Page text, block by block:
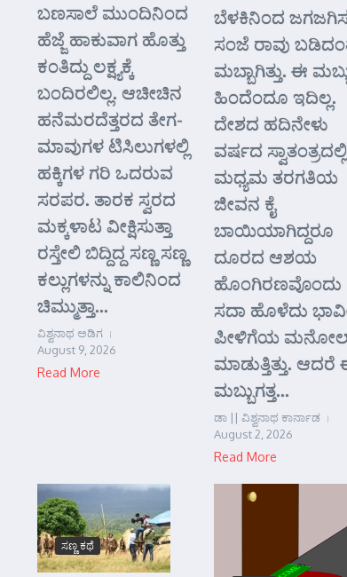
ಬಣಸಾಲೆ ಮುಂದಿನಿಂದ
ಹೆಜ್ಜೆ ಹಾಕುವಾಗ ಹೊತ್ತು
ಕಂತಿದ್ದು ಲಕ್ಷ್ಯಕ್ಕೆ
ಬಂದಿರಲಿಲ್ಲ. ಆಚೀಚಿನ
ಹನೆಮರದೆತ್ತರದ ತೇಗ-
ಮಾವುಗಳ ಟಿಸಿಲುಗಳಲ್ಲಿ
ಹಕ್ಕಿಗಳ ಗರಿ ಒದರುವ
ಸರಪರ. ತಾರಕ ಸ್ವರದ
ಮಕ್ಕಳಾಟ ವೀಕ್ಷಿಸುತ್ತಾ
ರಸ್ತೇಲಿ ಬಿದ್ದಿದ್ದ ಸಣ್ಣ ಸಣ್ಣ
ಕಲ್ಲುಗಳನ್ನು ಕಾಲಿನಿಂದ
ಚಿಮ್ಮುತ್ತಾ...
ವಿಶ್ವನಾಥ ಅಡಿಗ
August 9, 2026
Read More
ಬೆಳಕಿನಿಂದ
ಸಂಜೆ ರಾವು
ಮಬ್ಬಾಗಿತ್ತು. ಈ
ಹಿಂದೆಂದೂ ಇದಿಲ್ಲ.
ದೇಶದ ಹದಿನೇಳು
ವರ್ಷದ
ಮಧ್ಯಮ ತರಗತಿಯ
ಜೀವನ ಕೈ
ಬಾಯಿಯಾಗಿದ್ದರೂ
ದೂರದ ಆಶಯ
ಹೊಂಗಿರಣವೊಂದು
ಸದಾ ಹೊಳೆದು
ಪೀಳಿಗೆಯ
ಮಾಡುತ್ತಿತ್ತು. ಆದರೆ
ಮಬ್ಬುಗತ್ತ...
ಡಾ || ವಿಶ್ವನಾಥ ಕಾರ್ನಾಡ
August 2, 2026
Read More
ಸಣ್ಣ ಕಥೆ